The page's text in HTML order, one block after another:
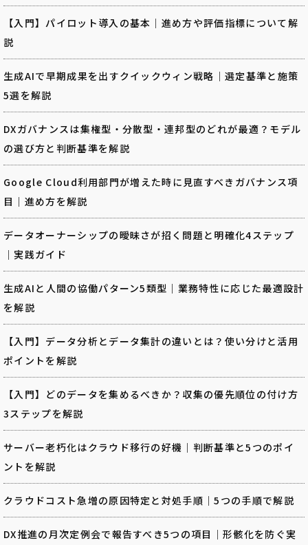
【入門】パイロット導入の基本｜進め方や評価指標について解
説
生成AIで早期成果を出すクイックウィン戦略｜選定基準と施策
5選を解説
DXガバナンスは集権型・分散型・連邦型のどれが最適？モデル
の選び方と判断基準を解説
Google Cloud利用部門が増えた時に見直すべきガバナンス項
目｜進め方を解説
データオーナーシップの曖昧さが招く問題と明確化4ステップ
｜実践ガイド
生成AIと人間の協働パターン5類型｜業務特性に応じた最適設計
を解説
【入門】データ分析とデータ集計の違いとは？使い分けと活用
ポイントを解説
【入門】どのデータを集めるべきか？収集の優先順位の付け方
3ステップを解説
サーバー老朽化はクラウド移行の好機｜判断基準と5つのポイ
ントを解説
クラウドコスト急増の原因特定と対処手順｜5つの手順で解説
DX推進の月次定例会で報告すべき5つの項目｜形骸化を防ぐ実